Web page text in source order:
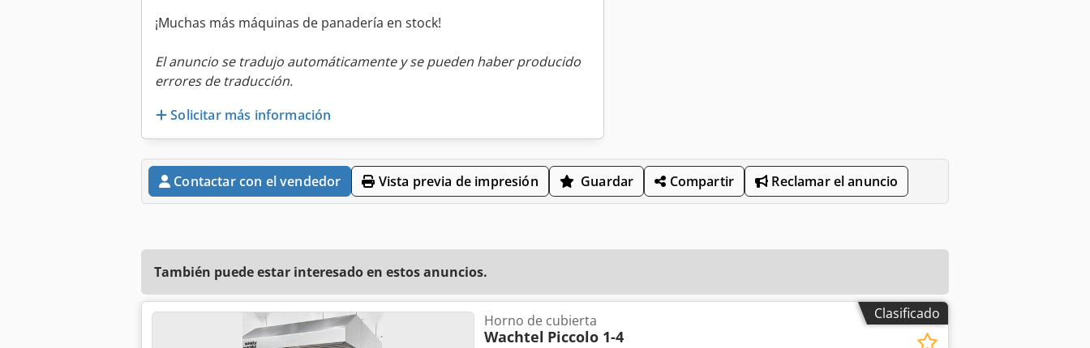
¡Muchas más máquinas de panadería en stock!
El anuncio se tradujo automáticamente y se pueden haber producido
errores de traducción.
Solicitar más información
Contactar con el vendedor Vista previa de impresión Guardar Compartir Reclamar el anuncio
También puede estar interesado en estos anuncios.
Clasificado
Horno de cubierta
Wachtel Piccolo 1-4